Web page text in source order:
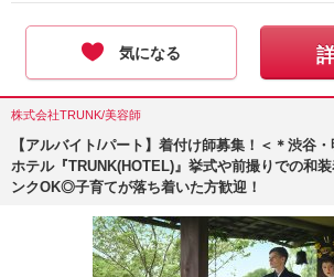
気になる
株式会社TRUNK/美容師
【アルバイト/パート】着付け師募集！＜＊渋谷
ホテル『TRUNK(HOTEL)』挙式や前撮りでの和
ンクOK◎子育てが落ち着いた方歓迎！